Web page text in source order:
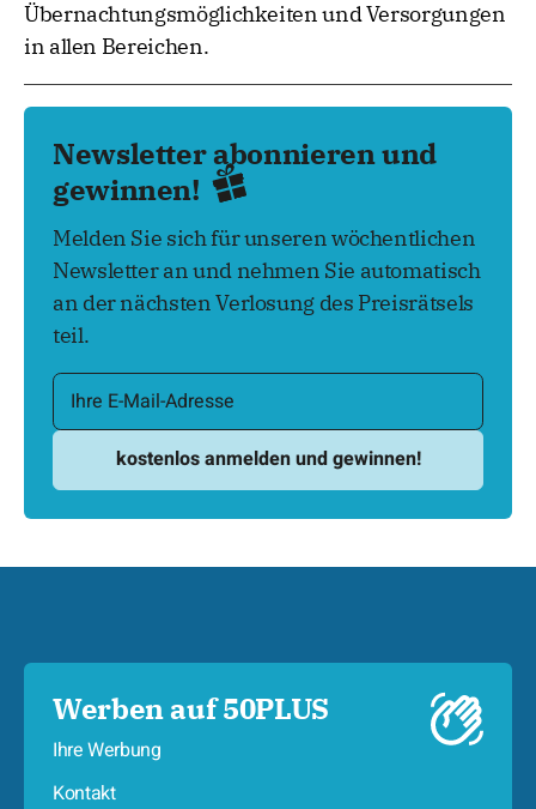
Übernachtungsmöglichkeiten und Versorgungen
in allen Bereichen.
Newsletter abonnieren und
gewinnen!
Melden Sie sich für unseren wöchentlichen
Newsletter an und nehmen Sie automatisch
an der nächsten Verlosung des Preisrätsels
teil.
Werben auf 50PLUS
Ihre Werbung
Kontakt